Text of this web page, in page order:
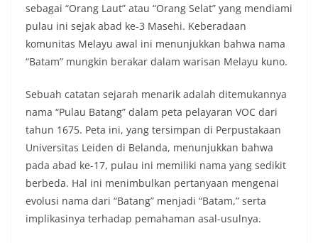
sebagai “Orang Laut” atau “Orang Selat” yang mendiami
pulau ini sejak abad ke-3 Masehi. Keberadaan
komunitas Melayu awal ini menunjukkan bahwa nama
“Batam” mungkin berakar dalam warisan Melayu kuno.
Sebuah catatan sejarah menarik adalah ditemukannya
nama “Pulau Batang” dalam peta pelayaran VOC dari
tahun 1675. Peta ini, yang tersimpan di Perpustakaan
Universitas Leiden di Belanda, menunjukkan bahwa
pada abad ke-17, pulau ini memiliki nama yang sedikit
berbeda. Hal ini menimbulkan pertanyaan mengenai
evolusi nama dari “Batang” menjadi “Batam,” serta
implikasinya terhadap pemahaman asal-usulnya.